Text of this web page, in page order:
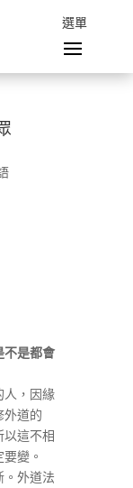
不是都會
，因緣
外道的
以這不相
變。
外道法